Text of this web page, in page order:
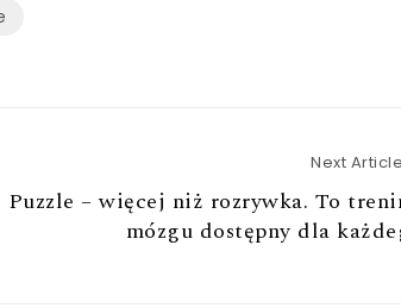
Next Article
Puzzle – więcej niż rozrywka. To
mózgu dostępny dla